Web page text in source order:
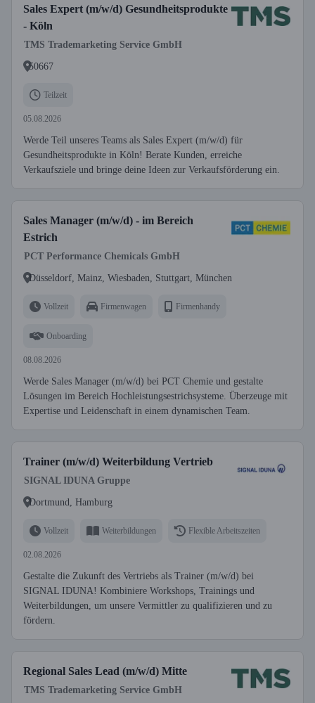
Sales Expert (m/w/d) Gesundheitsprodukte
- Köln
TMS Trademarketing Service GmbH
50667
Teilzeit
05.08.2026
Werde Teil unseres Teams als Sales Expert (m/w/d) für
Gesundheitsprodukte in Köln! Berate Kunden, erreiche
Verkaufsziele und bringe deine Ideen zur Verkaufsförderung ein.
Sales Manager (m/w/d) - im Bereich
Estrich
PCT Performance Chemicals GmbH
Düsseldorf, Mainz, Wiesbaden, Stuttgart, München
Vollzeit Firmenwagen Firmenhandy
Onboarding
08.08.2026
Werde Sales Manager (m/w/d) bei PCT Chemie und gestalte
Lösungen im Bereich Hochleistungsestrichsysteme. Überzeuge mit
Expertise und Leidenschaft in einem dynamischen Team.
Trainer (m/w/d) Weiterbildung Vertrieb
SIGNAL IDUNA Gruppe
Dortmund, Hamburg
Vollzeit Weiterbildungen Flexible Arbeitszeiten
02.08.2026
Gestalte die Zukunft des Vertriebs als Trainer (m/w/d) bei
SIGNAL IDUNA! Kombiniere Workshops, Trainings und
Weiterbildungen, um unsere Vermittler zu qualifizieren und zu
fördern.
Regional Sales Lead (m/w/d) Mitte
TMS Trademarketing Service GmbH